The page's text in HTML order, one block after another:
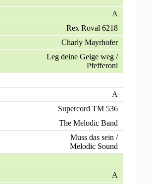
A
Rex Roval 6218
Charly Mayrhofer
Leg deine Geige weg /
Pfefferoni
A
Supercord TM 536
The Melodic Band
Muss das sein /
Melodic Sound
A